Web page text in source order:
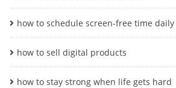
how to schedule screen-free time daily
how to sell digital products
how to stay strong when life gets hard